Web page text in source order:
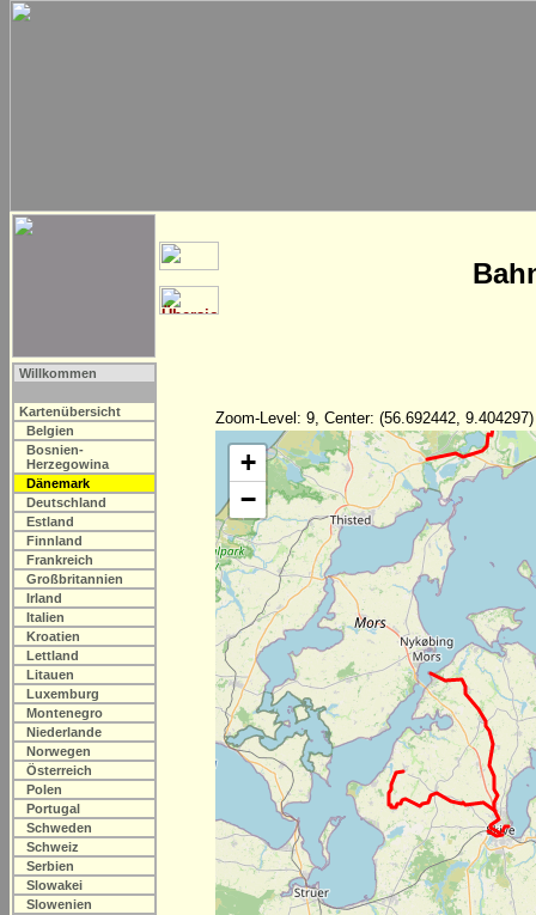
Willkommen
Kartenübersicht
Belgien
Bosnien-
Herzegowina
Dänemark
Deutschland
Estland
Finnland
Frankreich
Großbritannien
Irland
Italien
Kroatien
Lettland
Litauen
Luxemburg
Montenegro
Niederlande
Norwegen
Österreich
Polen
Portugal
Schweden
Schweiz
Serbien
Slowakei
Slowenien
Zoom-Level: 9, Center: (56.692442, 9.404297)
+
−